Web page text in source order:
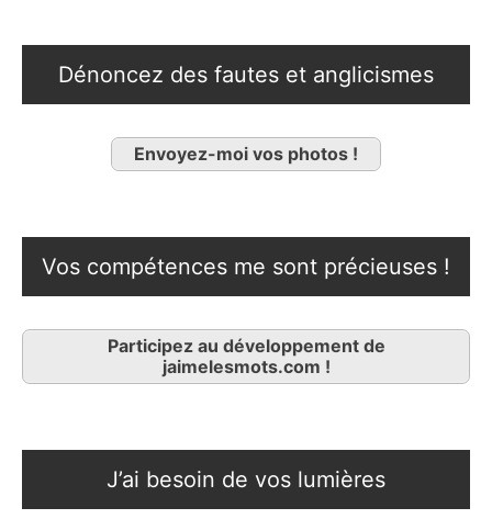
Dénoncez des fautes et anglicismes
Envoyez-moi vos photos !
Vos compétences me sont précieuses !
Participez au développement de
jaimelesmots.com !
J’ai besoin de vos lumières